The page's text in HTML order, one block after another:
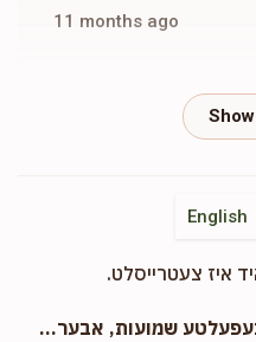
11 months ago
Phone DonationHershy
Phone DonationHershy
Phone DonationHershy
English
איז צעטרייסלט.
שמועות, אבער...